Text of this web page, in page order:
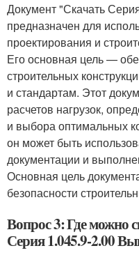
Документ "Скачать
предназначен для
проектирования и
Его основная цель —
строительных
и стандартам. Этот
расчетов нагрузок,
и выбора оптимальных
он может быть
документации и
Основная цель
безопасности
Вопрос 3: Где можно
Серия 1.045.9-2.00